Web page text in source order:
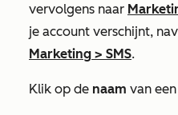
vervolgens naar
je account verschijnt,
Marketing > SMS.
Klik op de naam van